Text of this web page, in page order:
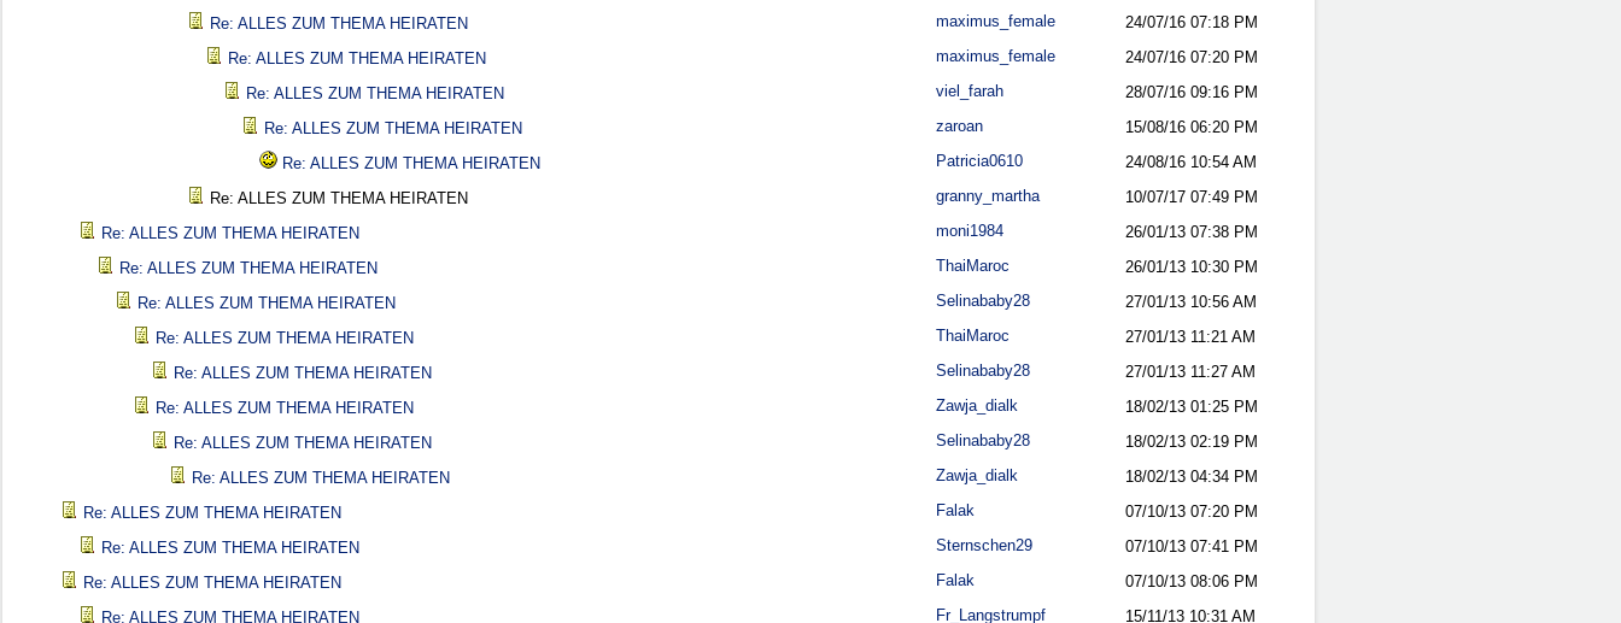
Re: ALLES ZUM THEMA HEIRATEN
maximus_female 24/07/16 07:18 PM
Re: ALLES ZUM THEMA HEIRATEN
maximus_female 24/07/16 07:20 PM
Re: ALLES ZUM THEMA HEIRATEN
viel_farah 28/07/16 09:16 PM
Re: ALLES ZUM THEMA HEIRATEN
zaroan 15/08/16 06:20 PM
Re: ALLES ZUM THEMA HEIRATEN
Patricia0610 24/08/16 10:54 AM
Re: ALLES ZUM THEMA HEIRATEN
granny_martha 10/07/17 07:49 PM
Re: ALLES ZUM THEMA HEIRATEN
moni1984 26/01/13 07:38 PM
Re: ALLES ZUM THEMA HEIRATEN
ThaiMaroc 26/01/13 10:30 PM
Re: ALLES ZUM THEMA HEIRATEN
Selinababy28 27/01/13 10:56 AM
Re: ALLES ZUM THEMA HEIRATEN
ThaiMaroc 27/01/13 11:21 AM
Re: ALLES ZUM THEMA HEIRATEN
Selinababy28 27/01/13 11:27 AM
Re: ALLES ZUM THEMA HEIRATEN
Zawja_dialk 18/02/13 01:25 PM
Re: ALLES ZUM THEMA HEIRATEN
Selinababy28 18/02/13 02:19 PM
Re: ALLES ZUM THEMA HEIRATEN
Zawja_dialk 18/02/13 04:34 PM
Re: ALLES ZUM THEMA HEIRATEN
Falak 07/10/13 07:20 PM
Re: ALLES ZUM THEMA HEIRATEN
Sternschen29 07/10/13 07:41 PM
Re: ALLES ZUM THEMA HEIRATEN
Falak 07/10/13 08:06 PM
Re: ALLES ZUM THEMA HEIRATEN
Fr_Langstrumpf 15/11/13 10:31 AM